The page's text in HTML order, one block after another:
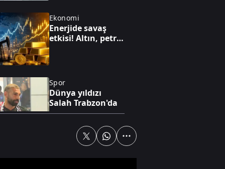
Ekonomi
Enerjide savaş
etkisi! Altın, petrol
Spor
Dünya yıldızı
Salah Trabzon'da
FETÖ'nün kritik